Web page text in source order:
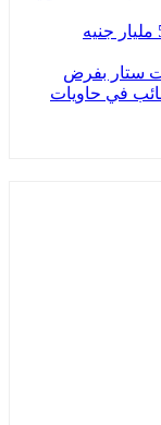
EasyJet توافق على استحواذ بقيمة 5.7 مليار جنيه
ستار بفرض
في حاويات